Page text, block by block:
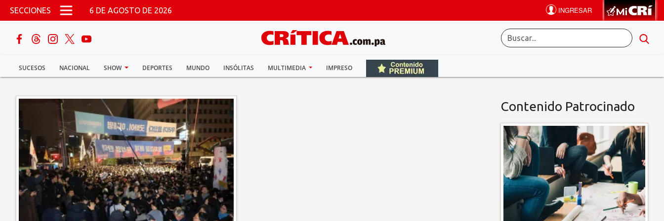
Pasar al contenido principal
SECCIONES 6 DE AGOSTO DE 2026
SUCESOS NACIONAL SHOW DEPORTES MUNDO INSÓLITAS MULTIMEDIA IMPRESO
buscar
Sucesos
Nacional
Política
Show
Deportes
Contenido Patrocinado